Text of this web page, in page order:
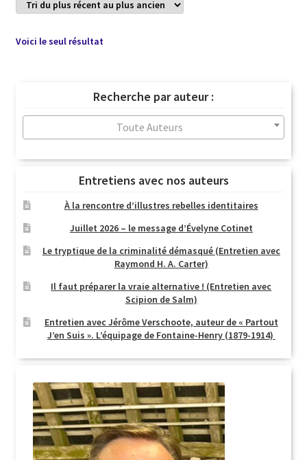
Voici le seul résultat
Recherche par auteur :
Toute Auteurs
Entretiens avec nos auteurs
À la rencontre d’illustres rebelles identitaires
Juillet 2026 – le message d’Évelyne Cotinet
Le tryptique de la criminalité démasqué (Entretien avec
Raymond H. A. Carter)
Il faut préparer la vraie alternative ! (Entretien avec
Scipion de Salm)
Entretien avec Jérôme Verschoote, auteur de « Partout
J’en Suis ». L’équipage de Fontaine-Henry (1879-1914)